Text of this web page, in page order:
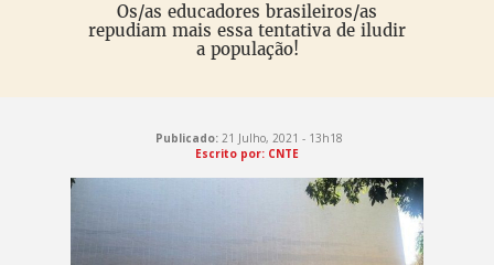
Os/as educadores brasileiros/as
repudiam mais essa tentativa de iludir
a população!
Publicado:21 Julho, 2021 - 13h18
Escrito por: CNTE